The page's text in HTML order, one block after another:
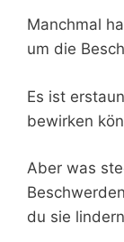
Manchmal
um die
Es ist
bewirken
Aber was
du sie